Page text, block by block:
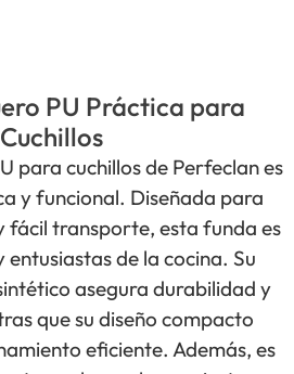
PU Práctica para
Cuchillos
para cuchillos de Perfeclan es
y funcional. Diseñada para
fácil transporte, esta funda es
de la cocina. Su
asegura durabilidad y
que su diseño compacto
eficiente. Además, es